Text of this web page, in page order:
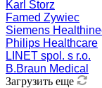
Karl Storz
Famed Zywiec
Siemens
Philips Healthcare
LINET spol. s r.o.
B.Braun Medical
Загрузить еще